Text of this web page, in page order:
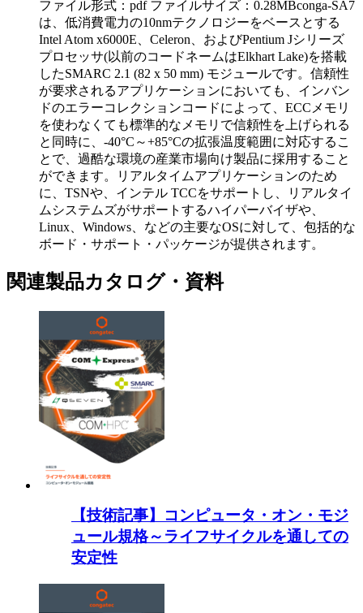
ファイル形式：pdf ファイルサイズ：0.28MBconga-SA7
は、低消費電力の10nmテクノロジーをベースとする
Intel Atom x6000E、Celeron、およびPentium Jシリーズ
プロセッサ(以前のコードネームはElkhart Lake)を搭載
したSMARC 2.1 (82 x 50 mm) モジュールです。信頼性
が要求されるアプリケーションにおいても、インバン
ドのエラーコレクションコードによって、ECCメモリ
を使わなくても標準的なメモリで信頼性を上げられる
と同時に、-40°C～+85°Cの拡張温度範囲に対応するこ
とで、過酷な環境の産業市場向け製品に採用すること
ができます。リアルタイムアプリケーションのため
に、TSNや、インテル TCCをサポートし、リアルタイ
ムシステムズがサポートするハイパーバイザや、
Linux、Windows、などの主要なOSに対して、包括的な
ボード・サポート・パッケージが提供されます。
関連製品カタログ・資料
【技術記事】コンピュータ・オン・モジ
ュール規格～ライフサイクルを通しての
安定性